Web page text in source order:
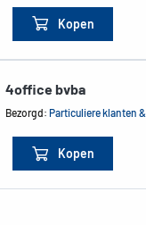
Kopen
4office bvba
Bezorgd:Particuliere klanten
Kopen